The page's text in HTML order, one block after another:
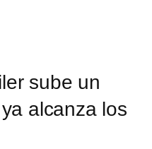
sube un
alcanza los